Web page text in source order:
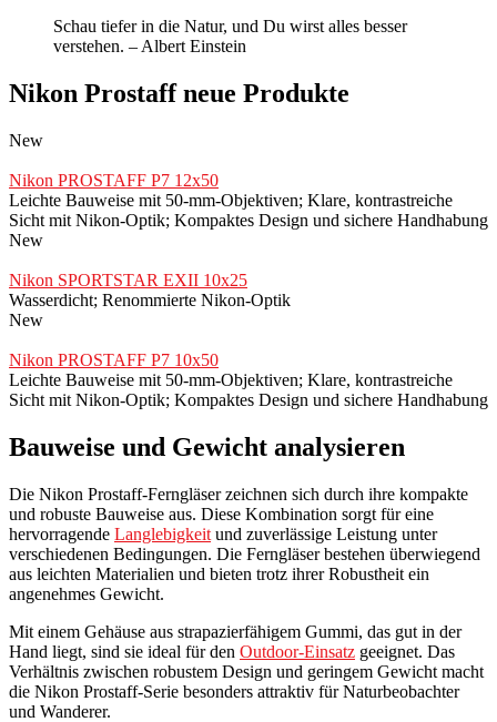
Schau tiefer in die Natur, und Du wirst alles besser
verstehen. – Albert Einstein
Nikon Prostaff neue Produkte
New
Nikon PROSTAFF P7 12x50
Leichte Bauweise mit 50-mm-Objektiven; Klare, kontrastreiche
Sicht mit Nikon-Optik; Kompaktes Design und sichere Handhabung
New
Nikon SPORTSTAR EXII 10x25
Wasserdicht; Renommierte Nikon-Optik
New
Nikon PROSTAFF P7 10x50
Leichte Bauweise mit 50-mm-Objektiven; Klare, kontrastreiche
Sicht mit Nikon-Optik; Kompaktes Design und sichere Handhabung
Bauweise und Gewicht analysieren
Die Nikon Prostaff-Ferngläser zeichnen sich durch ihre kompakte
und robuste Bauweise aus. Diese Kombination sorgt für eine
hervorragende Langlebigkeit und zuverlässige Leistung unter
verschiedenen Bedingungen. Die Ferngläser bestehen überwiegend
aus leichten Materialien und bieten trotz ihrer Robustheit ein
angenehmes Gewicht.
Mit einem Gehäuse aus strapazierfähigem Gummi, das gut in der
Hand liegt, sind sie ideal für den Outdoor-Einsatz geeignet. Das
Verhältnis zwischen robustem Design und geringem Gewicht macht
die Nikon Prostaff-Serie besonders attraktiv für Naturbeobachter
und Wanderer.